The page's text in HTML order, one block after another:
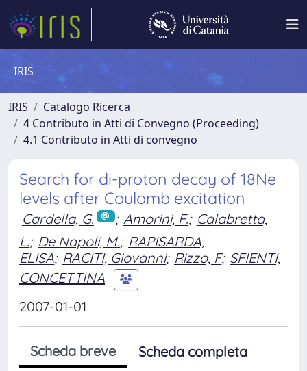
IRIS
IRIS
Catalogo Ricerca
4 Contributo in Atti di Convegno (Proceeding)
4.1 Contributo in Atti di convegno
Search for di-proton decay of 18Ne
levels after Coulomb excitation
Cardella, G. ; Amorini, F.; Calabretta,
L.; De Napoli, M.; RAPISARDA,
ELISA; RACITI, Giovanni; Rizzo, F; SFIENTI,
CONCETTINA
2007-01-01
Scheda breve
Scheda completa